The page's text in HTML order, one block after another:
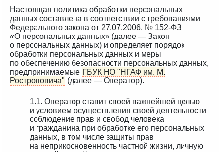
Настоящая политика обработки персональных
данных составлена в соответствии с требованиями
Федерального закона от 27.07.2006. № 152-ФЗ
«О персональных данных» (далее — Закон
о персональных данных) и определяет порядок
обработки персональных данных и меры
по обеспечению безопасности персональных данных,
предпринимаемые ГБУК НО "НГАФ им. М.
Ростроповича" (далее — Оператор).
1.1. Оператор ставит своей важнейшей целью
и условием осуществления своей деятельности
соблюдение прав и свобод человека
и гражданина при обработке его персональных
данных, в том числе защиты прав
на неприкосновенность частной жизни, личную